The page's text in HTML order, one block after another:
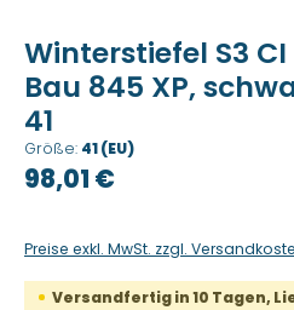
Winterstiefel S3
Bau 845 XP,
41
Größe: 41 (EU)
Regulärer Preis:
98,01 €
Preise exkl. MwSt. zzgl.
Versandfertig in 10 Tagen,